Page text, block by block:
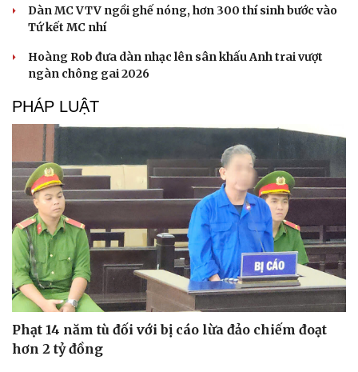
Văn học
Âm nhạc
Thời trang
Dàn MC VTV ngồi ghế nóng, hơn 300 thí sinh bước vào
Tứ kết MC nhí
Hoàng Rob đưa dàn nhạc lên sân khấu Anh trai vượt
ngàn chông gai 2026
PHÁP LUẬT
Phạt 14 năm tù đối với bị cáo lừa đảo chiếm đoạt
hơn 2 tỷ đồng